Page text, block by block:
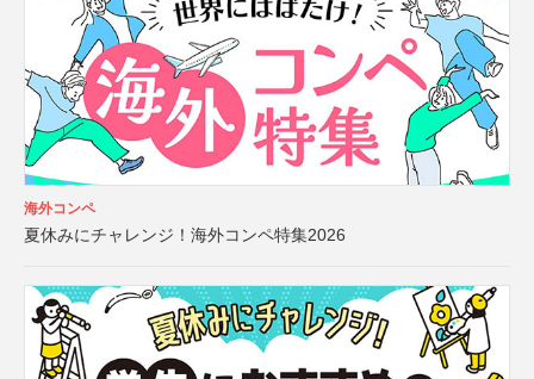
海外コンペ
夏休みにチャレンジ！海外コンペ特集2026